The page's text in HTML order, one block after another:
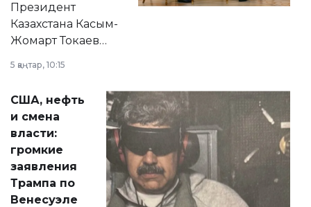
Президент
Казахстана Касым-
Жомарт Токаев
сразу несколько
актуальных тем —
от слухов о
политических
реформах до
вопросов армии,
экономики и
личного здоровья.
5 қаңтар, 10:15
США, нефть
и смена
власти:
громкие
заявления
Трампа по
Венесуэле